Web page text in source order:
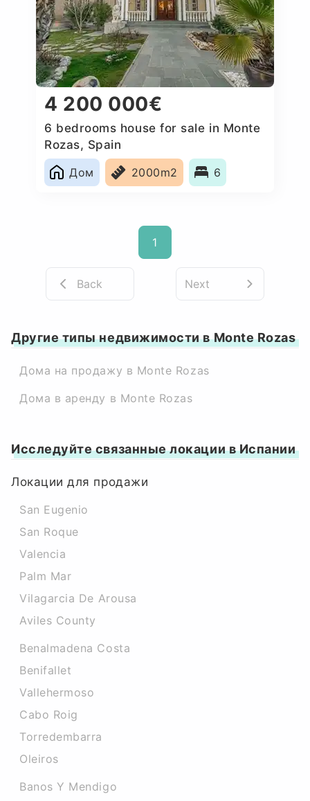
4 200 000€
6 bedrooms house for sale in Monte
Rozas, Spain
Дом
2000m2 6
1
Back Next
Другие типы недвижимости в Monte Rozas
Дома на продажу в Monte Rozas
Дома в аренду в Monte Rozas
Исследуйте связанные локации в Испании
Локации для продажи
San Eugenio
San Roque
Valencia
Palm Mar
Vilagarcia De Arousa
Aviles County
Benalmadena Costa
Benifallet
Vallehermoso
Cabo Roig
Torredembarra
Oleiros
Banos Y Mendigo